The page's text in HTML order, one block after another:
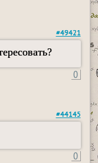
#49421
0
#44145
0